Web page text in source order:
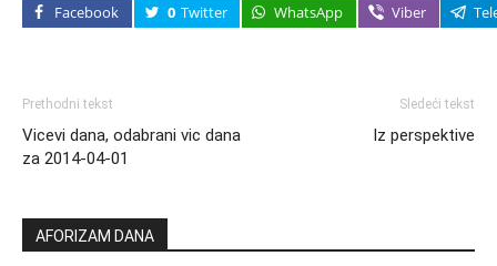
Facebook 0 Twitter WhatsApp Viber
Prethodni tekst
Vicevi dana, odabrani vic dana
za 2014-04-01
Sledeći tekst
Iz perspektive
AFORIZAM DANA